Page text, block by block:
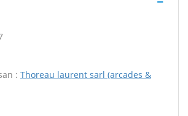
: Thoreau laurent sarl (arcades &